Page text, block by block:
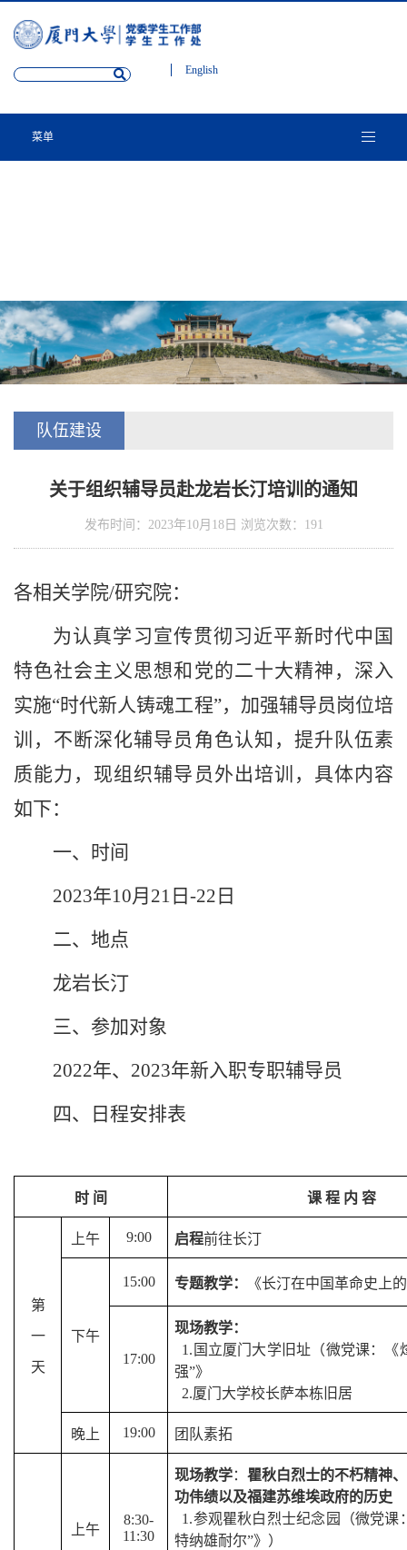
English
菜单
队伍建设
关于组织辅导员赴龙岩长汀培训的通知
发布时间：2023年10月18日 浏览次数： 191
各相关学院/研究院：
为认真学习宣传贯彻习近平新时代中国
特色社会主义思想和党的二十大精神，深入
实施“时代新人铸魂工程”，加强辅导员岗位培
训，不断深化辅导员角色认知，提升队伍素
质能力，现组织辅导员外出培训， 具体内容
如下：
一、时间
2023年10月 21 日 -22 日
二、地点
龙岩长汀
三、参加对象
2022年、 2023年新入职专职辅导员
四、日程安排表
时 间 课 程 内 容
第
一
天
上午 9:00 启程前往长汀
下午
15:00 专题教学： 《长汀在中国革命史上
17:00
现场教学：
1. 国立厦门大学旧址（微党课：《
强”》
2.厦门大学校长萨本栋旧居
晚上 19:00 团队素拓
上午
8:30-
11:30
现场教学： 瞿秋白烈士的不朽精神
功伟绩以及福建苏维埃政府的历史
1.参观瞿秋白烈士纪念园（微党课
特纳雄耐尔”》）